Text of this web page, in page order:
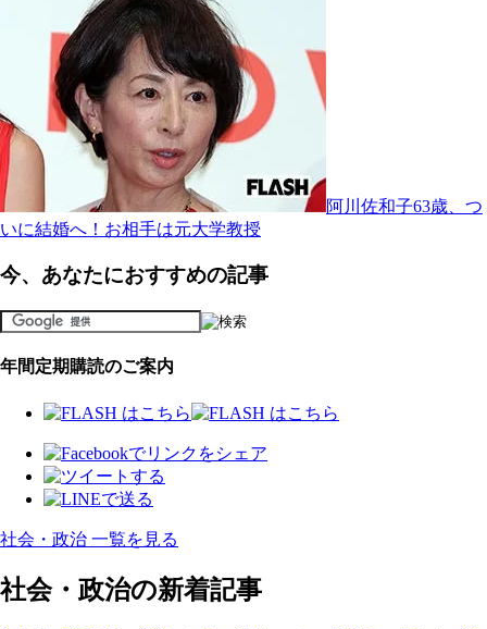
阿川佐和子63歳、つ
いに結婚へ！お相手は元大学教授
今、あなたにおすすめの記事
年間定期購読のご案内
社会・政治 一覧を見る
社会・政治の新着記事